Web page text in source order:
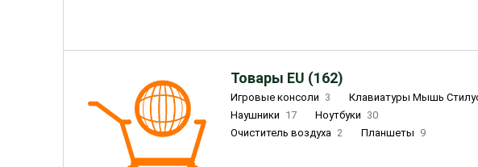
Товары EU (162)
Игровые консоли 3 Клавиатуры Мышь
Наушники 17 Ноутбуки 30
Очиститель воздуха 2 Планшеты 9